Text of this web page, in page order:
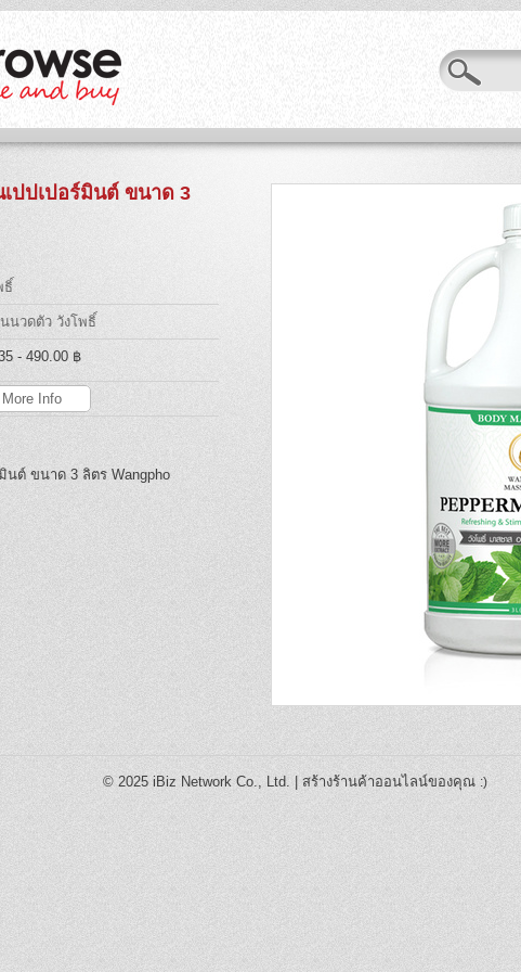
ปปเปอร์มินต์ ขนาด 3
ธิ์
นวดตัว วังโพธิ์
- 490.00 ฿
More Info
นต์ ขนาด 3 ลิตร Wangpho
© 2025 iBiz Network Co., Ltd. สร้างร้านค้าออนไลน์ของคุณ :)